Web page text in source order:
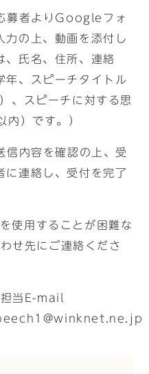
募者よりGoogleフォ
力の上、動画を添付し
、氏名、住所、連絡
年、スピーチタイトル
、スピーチに対する思
）です。）
信内容を確認の上、受
に連絡し、受付を完了
使用することが困難な
せ先にご連絡くださ
担当E-mail